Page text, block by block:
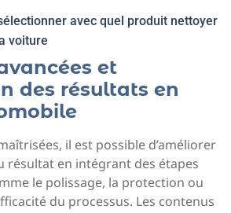
avec quel produit nettoyer
voiture
et
des résultats en
il est possible d’améliorer
résultat en intégrant des étapes
le polissage, la protection ou
du processus. Les contenus